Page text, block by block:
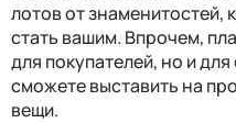
лотов от
стать вашим. Впрочем,
для покупателей, но и
сможете выставить на
вещи.